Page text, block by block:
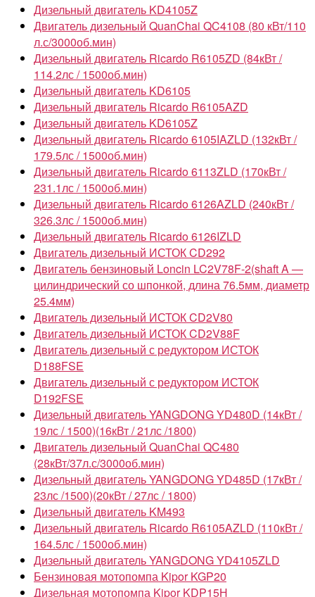
Дизельный двигатель KD4105Z
Двигатель дизельный QuanChai QC4108 (80 кВт/110
л.с/3000об.мин)
Дизельный двигатель Ricardo R6105ZD (84кВт /
114.2лс / 1500об.мин)
Дизельный двигатель KD6105
Дизельный двигатель Ricardo R6105AZD
Дизельный двигатель KD6105Z
Дизельный двигатель Ricardo 6105IAZLD (132кВт /
179.5лс / 1500об.мин)
Дизельный двигатель Ricardo 6113ZLD (170кВт /
231.1лс / 1500об.мин)
Дизельный двигатель Ricardo 6126AZLD (240кВт /
326.3лс / 1500об.мин)
Дизельный двигатель Ricardo 6126IZLD
Двигатель дизельный ИСТОК CD292
Двигатель бензиновый Loncin LC2V78F-2(shaft A —
цилиндрический со шпонкой, длина 76.5мм, диаметр
25.4мм)
Двигатель дизельный ИСТОК CD2V80
Двигатель дизельный ИСТОК CD2V88F
Двигатель дизельный с редуктором ИСТОК
D188FSE
Двигатель дизельный с редуктором ИСТОК
D192FSE
Дизельный двигатель YANGDONG YD480D (14кВт /
19лс / 1500)(16кВт / 21лс /1800)
Двигатель дизельный QuanChai QC480
(28кВт/37л.с/3000об.мин)
Дизельный двигатель YANGDONG YD485D (17кВт /
23лс /1500)(20кВт / 27лс / 1800)
Дизельный двигатель KM493
Дизельный двигатель Ricardo R6105AZLD (110кВт /
164.5лс / 1500об.мин)
Дизельный двигатель YANGDONG YD4105ZLD
Бензиновая мотопомпа Kipor KGP20
Дизельная мотопомпа Kipor KDP15Н